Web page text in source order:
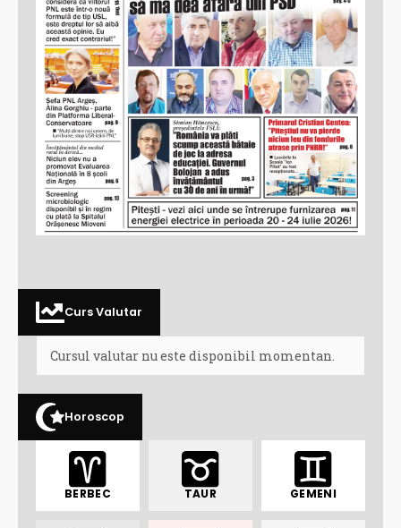
Curs Valutar
Cursul valutar nu este disponibil momentan.
Horoscop
BERBEC TAUR GEMENI